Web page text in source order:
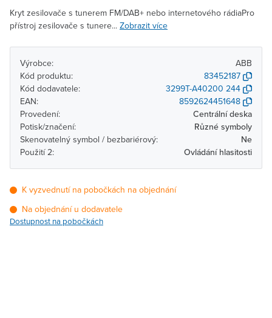
Kryt zesilovače s tunerem FM/DAB+ nebo internetového rádiaPro
přístroj zesilovače s tunere... Zobrazit více
Výrobce:
ABB
Kód produktu:
83452187
Kód dodavatele:
3299T-A40200 244
EAN:
8592624451648
Provedení:
Centrální deska
Potisk/značení:
Různé symboly
Skenovatelný symbol / bezbariérový:
Ne
Použití 2:
Ovládání hlasitosti
K vyzvednutí na pobočkách na objednání
Na objednání u dodavatele
Dostupnost na pobočkách